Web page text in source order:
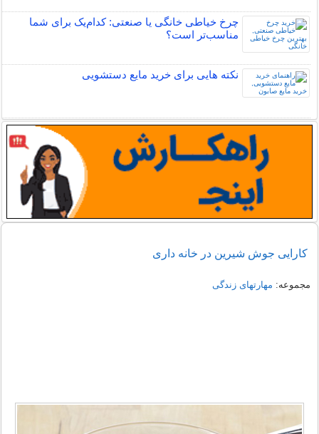
چرخ خیاطی خانگی یا صنعتی: کدام‌یک برای شما
مناسب‌تر است؟
نکته هایی برای خرید مایع دستشویی
کارایی جوش شیرین در خانه داری
مجموعه: مهارتهای زندگی